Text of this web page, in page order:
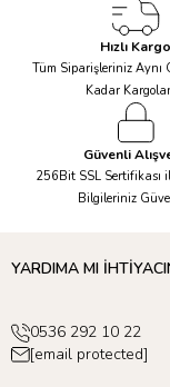
Hızlı Kargo
Tüm Siparişleriniz
Kadar
Güvenli
256Bit SSL Sertifikası
Bilgileriniz
YARDIMA MI
0536 292 10 22
[email protected]